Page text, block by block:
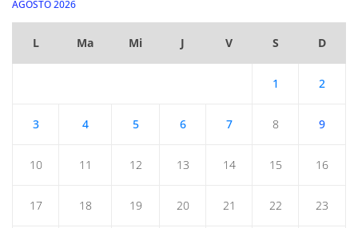
AGOSTO 2026
L Ma Mi J V S D
1 2
3 4 5 6 7 8 9
10 11 12 13 14 15 16
17 18 19 20 21 22 23